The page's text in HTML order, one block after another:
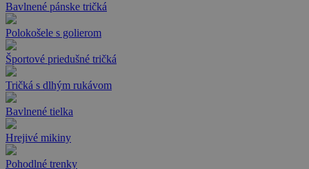
Bavlnené pánske tričká
Polokošele s golierom
Športové priedušné tričká
Tričká s dlhým rukávom
Bavlnené tielka
Hrejivé mikiny
Pohodlné trenky